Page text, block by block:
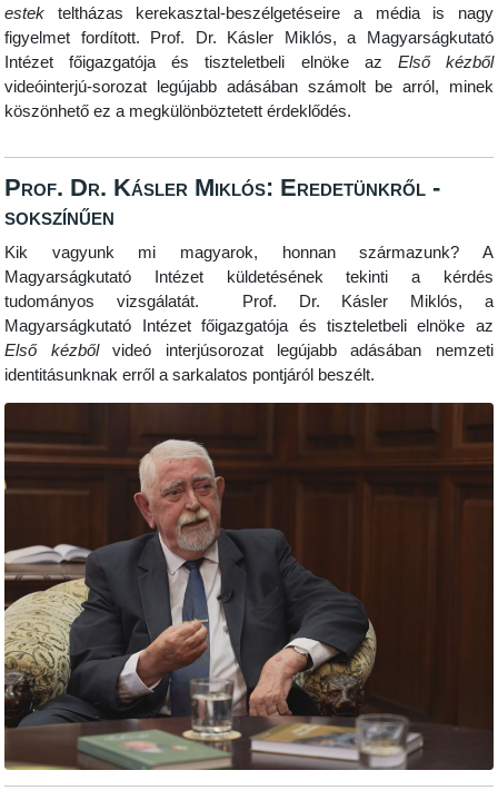
estek teltházas kerekasztal-beszélgetéseire a média is nagy
figyelmet fordított. Prof. Dr. Kásler Miklós, a Magyarságkutató
Intézet főigazgatója és tiszteletbeli elnöke az Első kézből
videóinterjú-sorozat legújabb adásában számolt be arról, minek
köszönhető ez a megkülönböztetett érdeklődés.
Prof. Dr. Kásler Miklós: Eredetünkről -
sokszínűen
Kik vagyunk mi magyarok, honnan származunk? A
Magyarságkutató Intézet küldetésének tekinti a kérdés
tudományos vizsgálatát. Prof. Dr. Kásler Miklós, a
Magyarságkutató Intézet főigazgatója és tiszteletbeli elnöke az
Első kézbőlvideó interjúsorozat legújabb adásában nemzeti
identitásunknak erről a sarkalatos pontjáról beszélt.